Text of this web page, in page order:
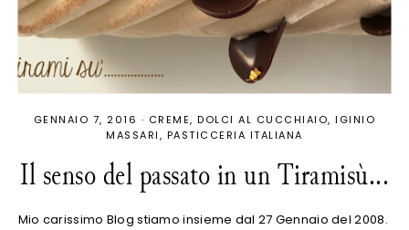
GENNAIO 7, 2016 · CREME DOLCI AL CUCCHIAIO IGINIO
MASSARI
PASTICCERIA ITALIANA
Il senso del passato in un Tiramisù...
Mio carissimo Blog stiamo insieme dal 27 Gennaio del 2008.